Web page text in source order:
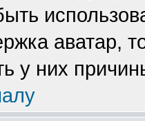
аватар,
у них